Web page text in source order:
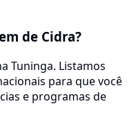
de Cidra?
Tuninga. Listamos
para que você
e programas de